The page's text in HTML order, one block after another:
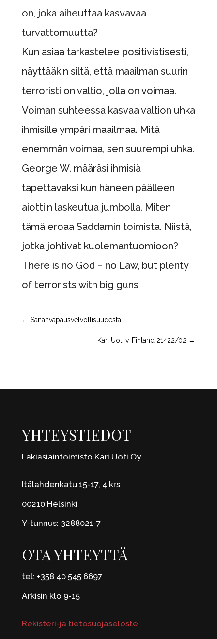
on, joka aiheuttaa kasvavaa
turvattomuutta?
Kun asiaa tarkastelee positivistisesti,
näyttääkin siltä, että maailman suurin
terroristi on valtio, jolla on voimaa.
Voiman suhteessa kasvaa valtion uhka
ihmisille ympäri maailmaa. Mitä
enemmän voimaa, sen suurempi uhka.
George W. määräsi ihmisiä
tapettavaksi kun häneen päälleen
aiottiin laskeutua jumbolla. Miten
tämä eroaa Saddamin toimista. Niistä,
jotka johtivat kuolemantuomioon?
There is no God – no Law, but plenty
of terrorists with big guns
← Sananvapausvelvollisuudesta
Kari Uoti v. Finland 21422/02 →
YHTEYSTIEDOT
Lakiasiaintoimisto Kari Uoti Oy
Itälahdenkatu 15-17, 4 krs
00210 Helsinki
Y-tunnus: 3288021-7
OTA YHTEYTTÄ
tel: +358 40 545 6697
Arkisin klo 9-15
Rekisteri-ja tietosuojaseloste